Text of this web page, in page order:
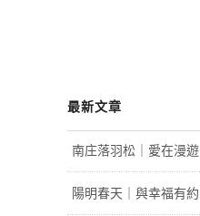
最新文章
南庄落羽松｜愛在漫遊
陽明春天｜與幸福有約